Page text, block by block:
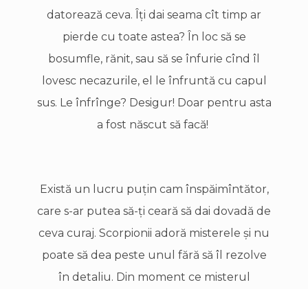
datorează ceva. Îţi dai seama cît timp ar
pierde cu toate astea? În loc să se
bosumfle, rănit, sau să se înfurie cînd îl
lovesc necazurile, el le înfruntă cu capul
sus. Le înfrînge? Desigur! Doar pentru asta
a fost născut să facă!
Există un lucru puţin cam înspăimîntător,
care s-ar putea să-ţi ceară să dai dovadă de
ceva curaj. Scorpionii adoră misterele şi nu
poate să dea peste unul fără să îl rezolve
în detaliu. Din moment ce misterul